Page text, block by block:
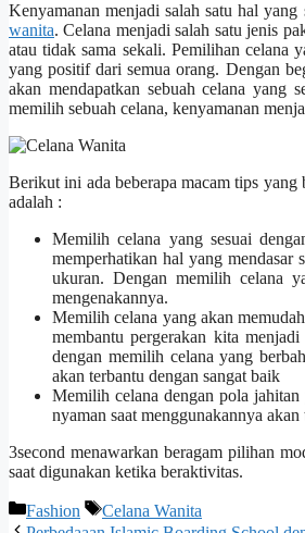
Kenyamanan menjadi salah satu hal
wanita. Celana menjadi salah satu jenis
atau tidak sama sekali. Pemilihan celana
yang positif dari semua orang. Dengan
akan mendapatkan sebuah celana yang
memilih sebuah celana, kenyamanan
Berikut ini ada beberapa macam tips yang
adalah :
Memilih celana yang sesuai
memperhatikan hal yang mendasar
ukuran. Dengan memilih celana
mengenakannya.
Memilih celana yang akan
membantu pergerakan kita
dengan memilih celana yang
akan terbantu dengan sangat baik
Memilih celana dengan pola
nyaman saat menggunakannya
3second menawarkan beragam pilihan
saat digunakan ketika beraktivitas.
Categories
Fashion Tags
Celana Wanita